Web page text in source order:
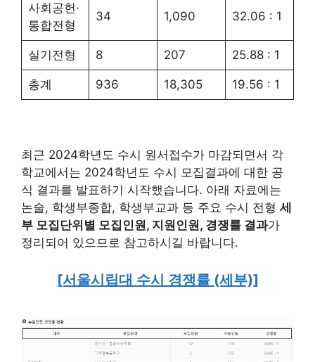
사회공헌·
통합전형
34 1,090 32.06 : 1
실기전형 8 207 25.88 : 1
총계 936 18,305 19.56 : 1
최근 2024학년도 수시 원서접수가 마감되면서 각
학교에서는 2024학년도 수시 모집결과에 대한 공
식 결과를 발표하기 시작했습니다. 아래 자료에는
논술, 학생부종합, 학생부교과 등 주요 수시 전형 세
부 모집단위별 모집인원, 지원인원, 경쟁률 결과가
정리되어 있으므로 참고하시길 바랍니다.
[서울시립대 수시 경쟁률 (세부)]